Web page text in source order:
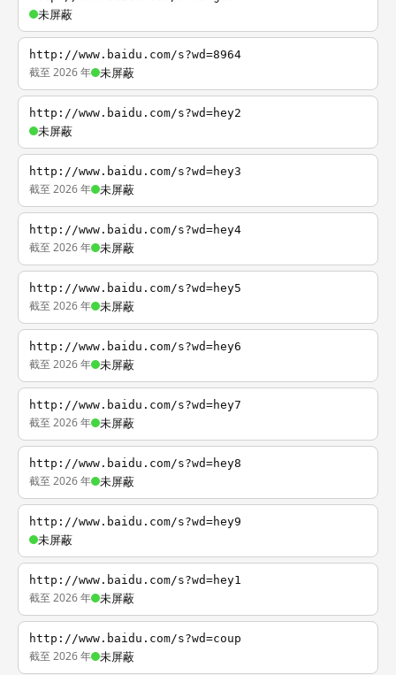
未屏蔽
http://www.baidu.com/s?wd=8964
截至 2026 年 未屏蔽
http://www.baidu.com/s?wd=hey2
未屏蔽
http://www.baidu.com/s?wd=hey3
截至 2026 年 未屏蔽
http://www.baidu.com/s?wd=hey4
截至 2026 年 未屏蔽
http://www.baidu.com/s?wd=hey5
截至 2026 年 未屏蔽
http://www.baidu.com/s?wd=hey6
截至 2026 年 未屏蔽
http://www.baidu.com/s?wd=hey7
截至 2026 年 未屏蔽
http://www.baidu.com/s?wd=hey8
截至 2026 年 未屏蔽
http://www.baidu.com/s?wd=hey9
未屏蔽
http://www.baidu.com/s?wd=hey1
截至 2026 年 未屏蔽
http://www.baidu.com/s?wd=coup
截至 2026 年 未屏蔽